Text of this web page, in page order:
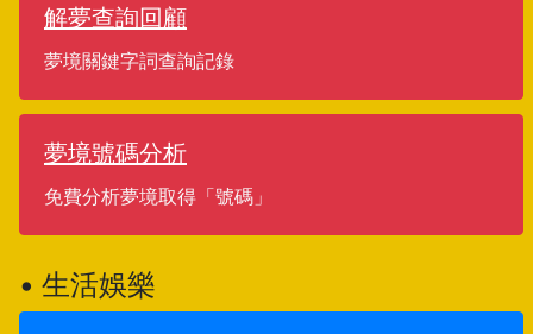
解夢查詢回顧
夢境關鍵字詞查詢記錄
夢境號碼分析
免費分析夢境取得「號碼」
• 生活娛樂